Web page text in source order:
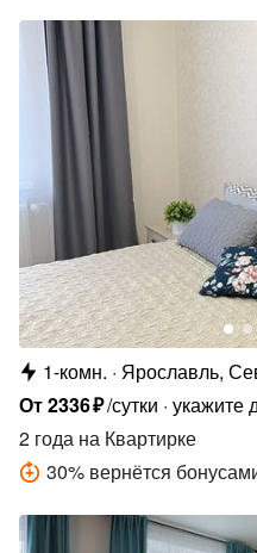
1-комн.
Ярославль,
Елены
От2336₽/сутки укажите
2 года на Квартирке
30% вернётся